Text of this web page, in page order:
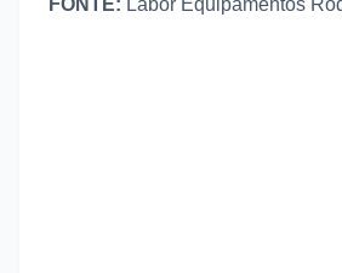
FONTE: Labor Equipamentos